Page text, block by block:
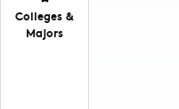
Colleges &
Majors